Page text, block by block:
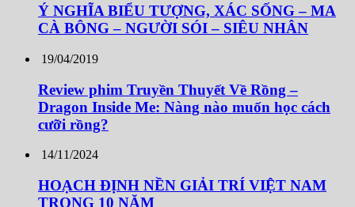
Ý NGHĨA BIỂU TƯỢNG, XÁC SỐNG – MA
CÀ BÔNG – NGƯỜI SÓI – SIÊU NHÂN
19/04/2019
Review phim Truyền Thuyết Về Rồng –
Dragon Inside Me: Nàng nào muốn học cách
cưỡi rồng?
14/11/2024
HOẠCH ĐỊNH NỀN GIẢI TRÍ VIỆT NAM
TRONG 10 NĂM